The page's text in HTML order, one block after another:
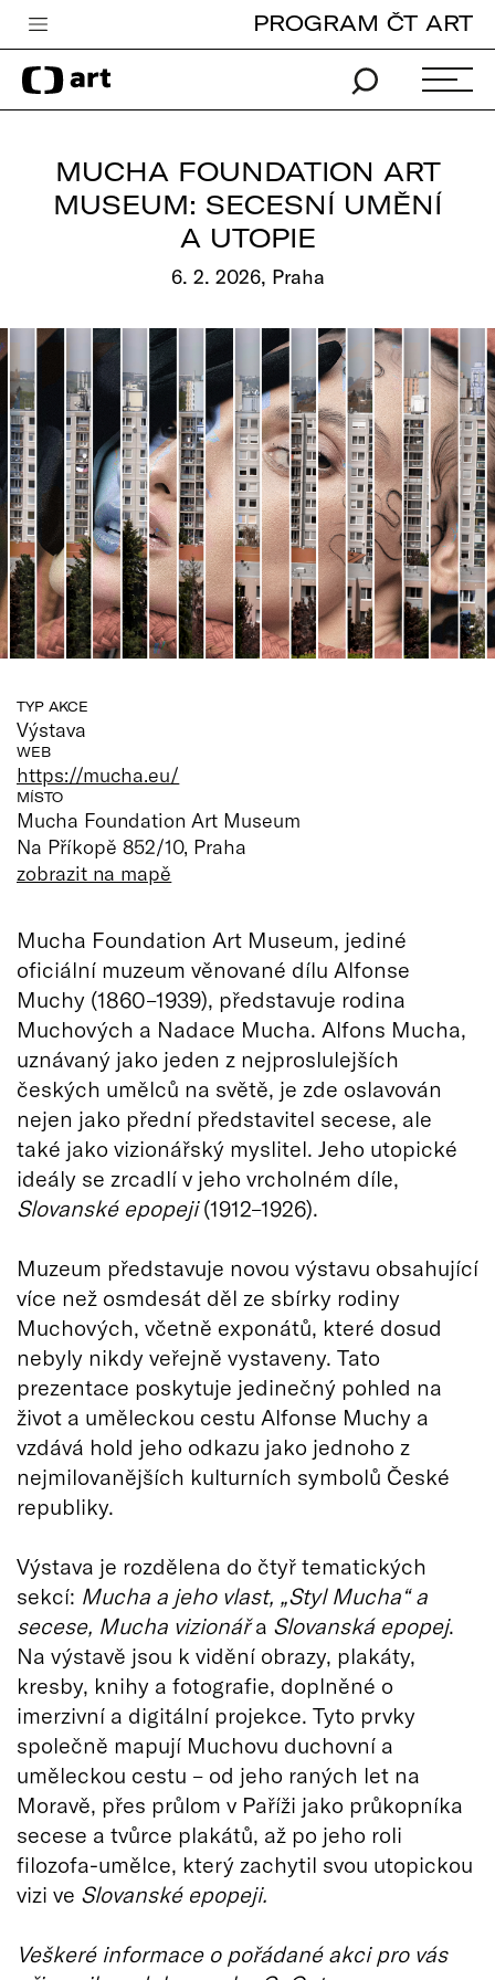
Česká televize
Zpravodajství
iVysílání
edu
Vše o ČT
PROGRAM ČT ART
MUCHA FOUNDATION ART
MUSEUM: SECESNÍ UMĚNÍ
A UTOPIE
6. 2. 2026, Praha
TYP AKCE
Výstava
WEB
https://mucha.eu/
MÍSTO
Mucha Foundation Art Museum
Na Příkopě 852/10, Praha
zobrazit na mapě
Mucha Foundation Art Museum, jediné
oficiální muzeum věnované dílu Alfonse
Muchy (1860–1939), představuje rodina
Muchových a Nadace Mucha. Alfons Mucha,
uznávaný jako jeden z nejproslulejších
českých umělců na světě, je zde oslavován
nejen jako přední představitel secese, ale
také jako vizionářský myslitel. Jeho utopické
ideály se zrcadlí v jeho vrcholném díle,
Slovanské epopeji(1912–1926).
Muzeum představuje novou výstavu obsahující
více než osmdesát děl ze sbírky rodiny
Muchových, včetně exponátů, které dosud
nebyly nikdy veřejně vystaveny. Tato
prezentace poskytuje jedinečný pohled na
život a uměleckou cestu Alfonse Muchy a
vzdává hold jeho odkazu jako jednoho z
nejmilovanějších kulturních symbolů České
republiky.
Výstava je rozdělena do čtyř tematických
sekcí: Mucha a jeho vlast, „Styl Mucha“ a
secese, Mucha vizionářa Slovanská epopej.
Na výstavě jsou k vidění obrazy, plakáty,
kresby, knihy a fotografie, doplněné o
imerzivní a digitální projekce. Tyto prvky
společně mapují Muchovu duchovní a
uměleckou cestu – od jeho raných let na
Moravě, přes průlom v Paříži jako průkopníka
secese a tvůrce plakátů, až po jeho roli
filozofa-umělce, který zachytil svou utopickou
vizi ve Slovanské epopeji.
Veškeré informace o pořádané akci pro vás